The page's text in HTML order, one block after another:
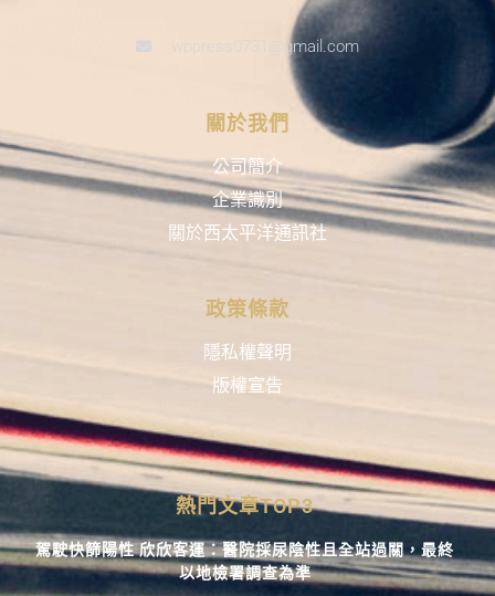
wppress0731@gmail.com
關於我們
公司簡介
企業識別
關於西太平洋通訊社
政策條款
隱私權聲明
版權宣告
熱門文章TOP3
駕駛快篩陽性 欣欣客運：醫院採尿陰性且全站過關，最終
以地檢署調查為準